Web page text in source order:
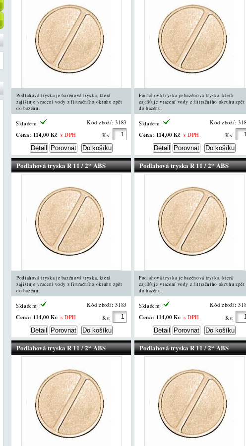
Podlahová tryska je bazénová tryska, která
zajišťuje vracení vody z filtračního okruhu zpět
do bazénu.
Podlahová tryska je bazénová tryska, která
zajišťuje vracení vody z filtračního okruhu zpět
do bazénu.
Skladem: Kód zboží: 3183
Cena: 114,00 Kč s DPH Ks:
Skladem: Kód zboží:
Cena: 114,00 Kč s DPH. Ks:
Podlahová tryska R 11 / 2“ ABS Podlahová tryska R 11 / 2“ ABS
Podlahová tryska je bazénová tryska, která
zajišťuje vracení vody z filtračního okruhu zpět
do bazénu.
Podlahová tryska je bazénová tryska, která
zajišťuje vracení vody z filtračního okruhu zpět
do bazénu.
Skladem: Kód zboží: 3183
Cena: 114,00 Kč s DPH Ks:
Skladem: Kód zboží:
Cena: 114,00 Kč s DPH. Ks:
Podlahová tryska R 11 / 2“ ABS Podlahová tryska R 11 / 2“ ABS